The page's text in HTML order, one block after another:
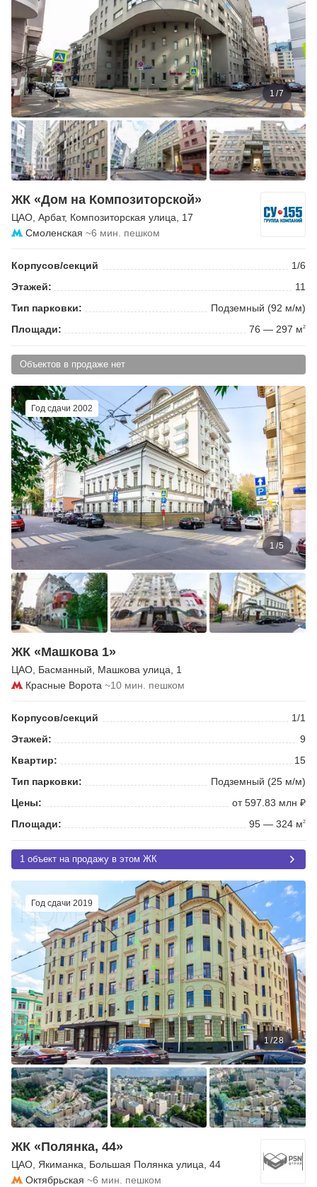
1 /7
ЖК «Дом на Композиторской»
ЦАО Арбат, Композиторская улица , 17
Смоленская ~6 мин. пешком
Корпусов/секций
1/6
Этажей:
11
Тип парковки:
Подземный (92 м/м)
Площади:
76 — 297 м2
Объектов в продаже нет
Год сдачи 2002
1 /5
ЖК «Машкова 1»
ЦАО Басманный Машкова улица , 1
Красные Ворота ~10 мин. пешком
Корпусов/секций
1/1
Этажей:
9
Квартир:
15
Тип парковки:
Подземный (25 м/м)
Цены:
от 597.83 млн ₽
Площади:
95 — 324 м2
1 объект на продажу в этом ЖК
Год сдачи 2019
1/28
ЖК «Полянка, 44»
ЦАО Якиманка Большая Полянка улица , 44
Октябрьская ~6 мин. пешком